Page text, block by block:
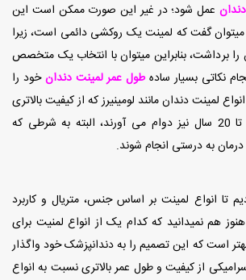
عمل شود؛ در غیر این صورت ممکن است این
گفت که لمینت یک روکشی دائمی است، زیرا
برداشت، بنابراین میتوان با انتخاب یک متخصص
نکاتی بسیار سادهطول عمر لمینت دندانخود را
لمینت دندان مانند لومینیرز که از کیفیت بالاتری
برخوردار هستند، حتی تا 20 سال نیز دوام می آورند، البته به شرطی که
به درستی انجام شوند.
تا انواع لمینت بر اساس جنس، متریال و کاربرد
هم نمیدانید که کدام یک از انواع لمنیت برای
است که این تصمیم را به دندانپزشک خود واگذار
از کیفیت و طول عمر بالاتری نسبت به انواع